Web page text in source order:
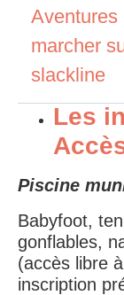
Aventures
marcher
slackline
Les
Piscine
Babyfoot,
gonflables,
(accès libre
inscription